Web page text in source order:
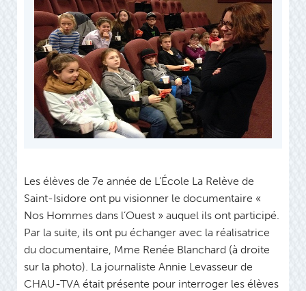
Les élèves de 7e année de L’École La Relève de
Saint-Isidore ont pu visionner le documentaire «
Nos Hommes dans l’Ouest » auquel ils ont participé.
Par la suite, ils ont pu échanger avec la réalisatrice
du documentaire, Mme Renée Blanchard (à droite
sur la photo). La journaliste Annie Levasseur de
CHAU-TVA était présente pour interroger les élèves